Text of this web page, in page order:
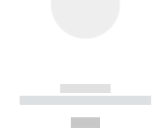
------------
----------- ----------- --------